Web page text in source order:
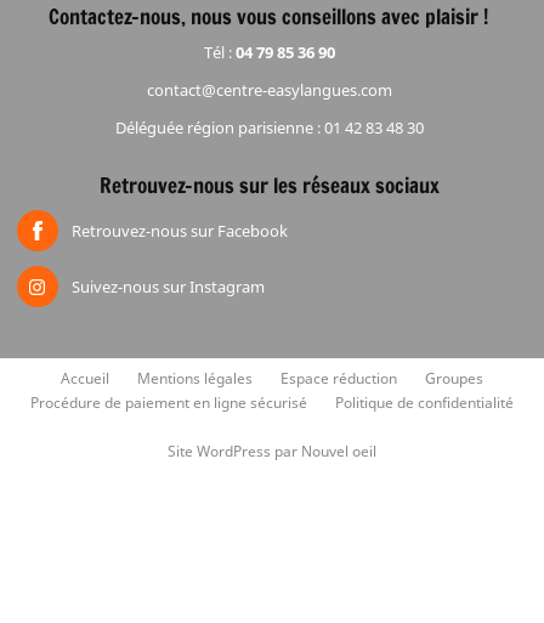
Contactez-nous, nous vous conseillons avec plaisir !
Tél :04 79 85 36 90
contact@centre-easylangues.com
Déléguée région parisienne : 01 42 83 48 30
Retrouvez-nous sur les réseaux sociaux
Retrouvez-nous sur Facebook
Suivez-nous sur Instagram
Accueil Mentions légales Espace réduction
Groupes
Procédure de paiement en ligne sécurisé
Politique de confidentialité
Site WordPress par Nouvel oeil